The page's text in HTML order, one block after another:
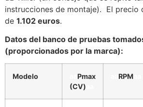
instrucciones de montaje). El precio
de 1.102 euros.
Datos del banco de pruebas
(proporcionados por la marca):
Modelo
Pmax
(CV)
RPM